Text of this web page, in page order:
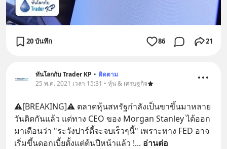
20 บันทึก 86 21
ทันโลกกับ Trader KP • ติดตาม
25 พ.ค. 2021 เวลา 15:31 • หุ้น & เศรษฐกิจ
⚠️[BREAKING]⚠️ ตลาดหุ้นสหรัฐกำลังเป็นขาขึ้นมาหลาย
วันติดกันแล้ว แต่ทาง CEO ของ Morgan Stanley ได้ออก
มาเตือนว่า "ระวังปาร์ตี้จะจบเร็วๆนี้" เพราะทาง FED อาจ
เริ่มขึ้นดอกเบี้ยตั้งแต่ต้นปีหน้าแล้ว !... อ่านต่อ